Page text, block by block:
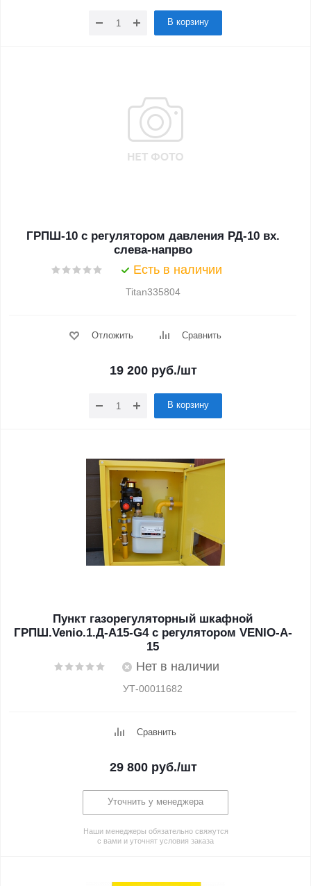
В корзину
ГРПШ-10 с регулятором давления РД-10 вх.
слева-напрво
Есть в наличии
Titan335804
Отложить Сравнить
19 200руб./шт
В корзину
Пункт газорегуляторный шкафной
ГРПШ.Venio.1.Д-A15-G4 с регулятором VENIO-A-
15
Нет в наличии
УТ-00011682
Сравнить
29 800руб./шт
Уточнить у менеджера
Наши менеджеры обязательно свяжутся
с вами и уточнят условия заказа